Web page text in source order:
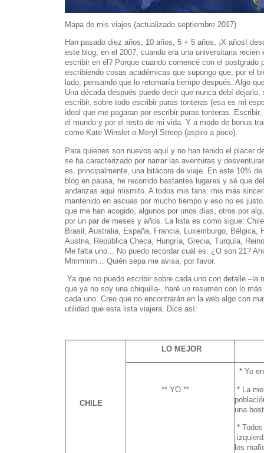
Mapa de mis viajes (actualizado septiembre 2017)
Han pasado diez años, 10 años, 5 + 5 años, ¡X años!
este blog, en el 2007, cuando era una universitaria recién
escribir en él? Porque cuando comencé con el postgrado
escribiendo cosas académicas que supongo que, por el
lado, pensando que lo retomaría tiempo después. Algo
Una década después puedo decir que nunca debí
escribir, sobre todo escribir puras tonteras (esa es mi
ideal que me pagaran por escribir puras tonteras.
el mundo y por el resto de mi vida. Y a modo de bonus
como Kate Winslet o Meryl Streep (aspiro a poco).
Para quienes son nuevos aquí y no han tenido el placer
se ha caracterizado por narrar las aventuras y
es, principalmente, una bitácora de viaje. En este 10%
blog en pausa, he recorrido bastantes lugares y sé que
andanzas aquí mismito. A todos mis fans: mis más
mantenido en ascuas por mucho tiempo y eso no es
que me han acogido, algunos por unos días, otros por
por un par de meses y años. La lista es como sigue:
Brasil, Australia, España, Francia, Luxemburgo, Bélgica,
Austria, República Checa, Hungría, Grecia, Turquía,
Me falta uno... No puedo recordar cuál es. ¿O son 21?
Mmmmm... Quién sepa me avisa, por favor.
Ya que no puedo escribir sobre cada uno con detalle –la
que ya no soy una chiquilla-, haré un resumen con lo
cada uno. Creo que no encontrarán en la web algo con
utilidad que esta lista viajera. Dice así:
CHILE
LO MEJOR
** YO **
* Yo
* La
una
*
los